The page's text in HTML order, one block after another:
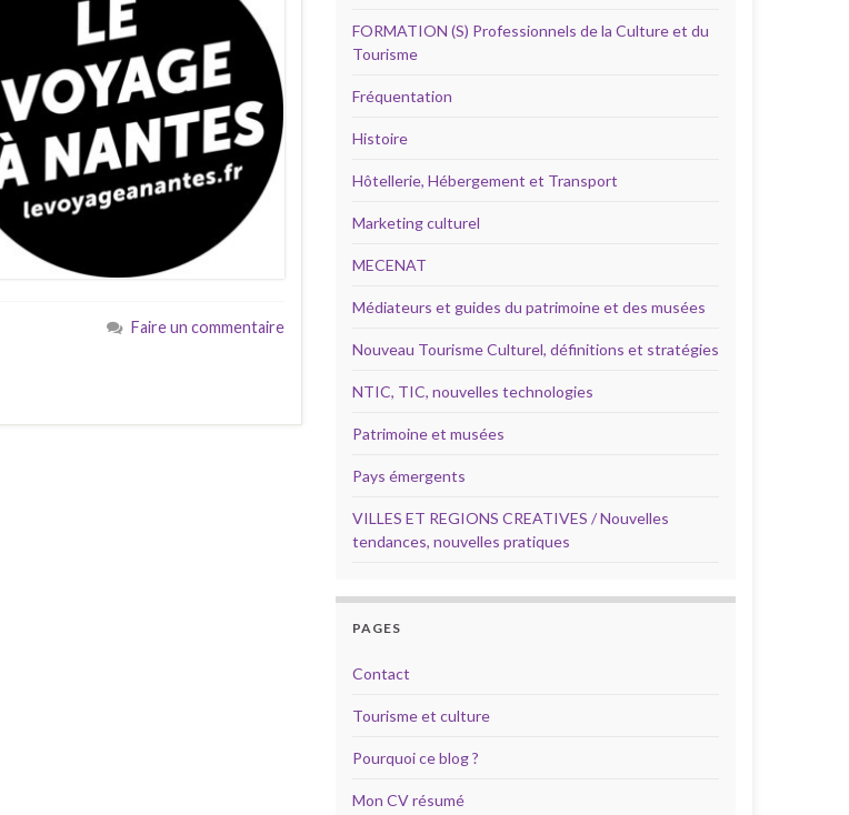
Faire un commentaire
FORMATION (S) Professionnels de la Culture et du
Tourisme
Fréquentation
Histoire
Hôtellerie, Hébergement et Transport
Marketing culturel
MECENAT
Médiateurs et guides du patrimoine et des musées
Nouveau Tourisme Culturel, définitions et stratégies
NTIC, TIC, nouvelles technologies
Patrimoine et musées
Pays émergents
VILLES ET REGIONS CREATIVES / Nouvelles
tendances, nouvelles pratiques
PAGES
Contact
Tourisme et culture
Pourquoi ce blog ?
Mon CV résumé